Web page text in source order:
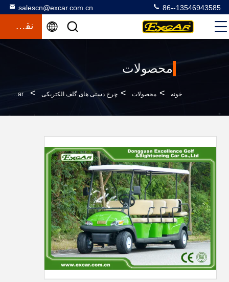
salescn@excar.com.cn 86--13546943585
نقل قول
محصولات
خونه > محصولات > چرخ دستی های گلف الکتریکی > Excar باتری لیتیوم الکتریکی گلف کارت 11 صندلی دور جاده کلوپ ماشین